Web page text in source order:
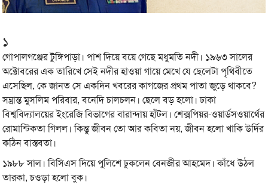
১
গোপালগঞ্জের টুঙ্গিপাড়া। পাশ দিয়ে বয়ে গেছে মধুমতি নদী। ১৯৬৩ সালের
অক্টোবরের এক তারিখে সেই নদীর হাওয়া গায়ে মেখে যে ছেলেটা পৃথিবীতে
এসেছিল, কে জানত সে একদিন খবরের কাগজের প্রথম পাতা জুড়ে থাকবে?
সম্ভ্রান্ত মুসলিম পরিবার, বনেদি চালচলন। ছেলে বড় হলো। ঢাকা
বিশ্ববিদ্যালয়ের ইংরেজি বিভাগের বারান্দায় হাঁটল। শেক্সপিয়র-ওয়ার্ডসওয়ার্থের
রোমান্টিকতা গিলল। কিন্তু জীবন তো আর কবিতা নয়, জীবন হলো খাকি উর্দির
কঠিন বাস্তবতা।
১৯৮৮ সাল। বিসিএস দিয়ে পুলিশে ঢুকলেন বেনজীর আহমেদ। কাঁধে উঠল
তারকা, চওড়া হলো বুক।